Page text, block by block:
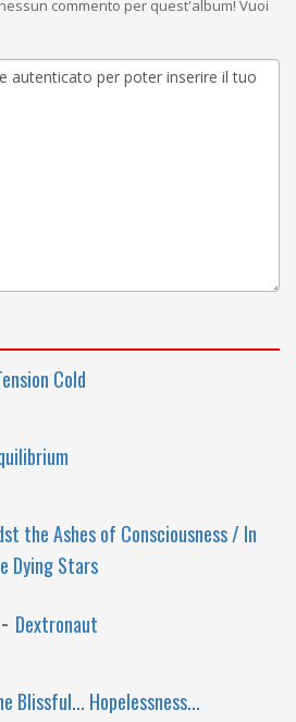
commento per quest'album! Vuoi
Cold
the Ashes of Consciousness / In
Dying Stars
- Dextronaut
Blissful... Hopelessness...